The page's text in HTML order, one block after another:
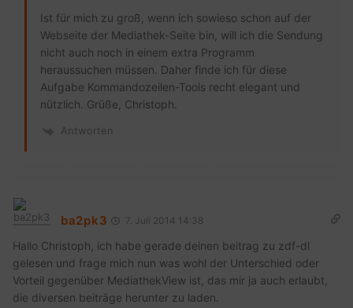
Ist für mich zu groß, wenn ich sowieso schon auf der
Webseite der Mediathek-Seite bin, will ich die Sendung
nicht auch noch in einem extra Programm
heraussuchen müssen. Daher finde ich für diese
Aufgabe Kommandozeilen-Tools recht elegant und
nützlich. Grüße, Christoph.
Antworten
ba2pk3 7. Juli 2014 14:38
Hallo Christoph, ich habe gerade deinen beitrag zu zdf-dl
gelesen und frage mich nun was wohl der Unterschied oder
Vorteil gegenüber MediathekView ist, das mir ja auch erlaubt,
die diversen beiträge herunter zu laden.